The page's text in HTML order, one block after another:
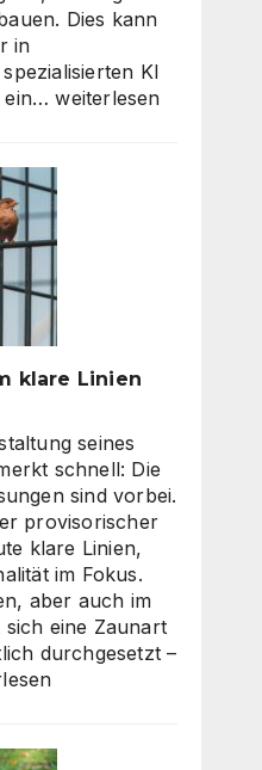
Dies kann
in
KI
ein…KI
Inhouse-
finden
Unternehmen
Weg
skalierbarem
Video-
Content
weiterlesen
klare Linien
seines
schnell: Die
sind vorbei.
provisorischer
klare Linien,
im Fokus.
aber auch im
eine Zaunart
durchgesetzt –